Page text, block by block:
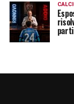
LA PLAYLIST